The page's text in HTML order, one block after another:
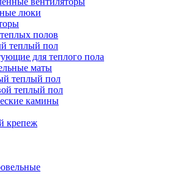
люки
полов
теплый пол
для теплого пола
маты
теплый пол
теплый пол
камины
крепеж